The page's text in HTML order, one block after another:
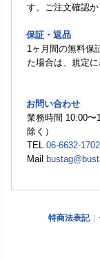
す。ご注文確認か
保証・返品
1ヶ月間の無料保
た場合は、規定
お問い合わせ
業務時間 10:00〜
除く）
TEL 06-6632-1702
Mail
特商法表記